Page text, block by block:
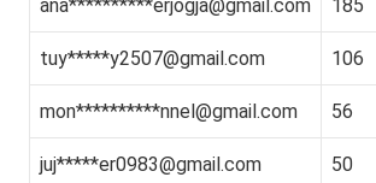
ana**********erjogja@gmail.com 185
tuy*****y2507@gmail.com 106
mon**********nnel@gmail.com 56
juj*****er0983@gmail.com 50